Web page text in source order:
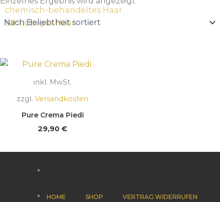
chemisch-behandeltes Haar
schuppiges Haar
inkl. MwSt.
zzgl. Versandkosten
Pure Crema Piedi
29,90 €
HOME SHOP VERTRAG WIDERRUFEN